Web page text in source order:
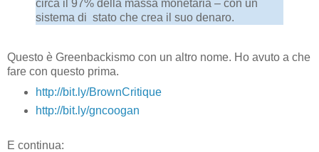
circa il 97% della massa monetaria – con un
sistema di stato che crea il suo denaro.
Questo è Greenbackismo con un altro nome. Ho avuto a che
fare con questo prima.
http://bit.ly/BrownCritique
http://bit.ly/gncoogan
E continua: